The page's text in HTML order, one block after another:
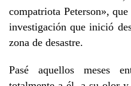
compatriota Peterson»,
investigación que inició
zona de desastre.
Pasé aquellos meses